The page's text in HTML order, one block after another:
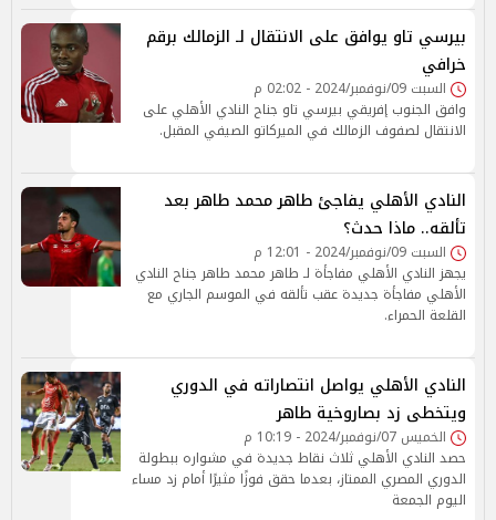
بيرسي تاو يوافق على الانتقال لـ الزمالك برقم
خرافي
السبت 09/نوفمبر/2024 - 02:02 م
وافق الجنوب إفريقي بيرسي تاو جناح النادي الأهلي على
الانتقال لصفوف الزمالك في الميركاتو الصيفي المقبل.
النادي الأهلي يفاجئ طاهر محمد طاهر بعد
تألقه.. ماذا حدث؟
السبت 09/نوفمبر/2024 - 12:01 م
يجهز النادي الأهلي مفاجأة لـ طاهر محمد طاهر جناح النادي
الأهلي مفاجأة جديدة عقب تألقه في الموسم الجاري مع
القلعة الحمراء.
النادي الأهلي يواصل انتصاراته في الدوري
ويتخطى زد بصاروخية طاهر
الخميس 07/نوفمبر/2024 - 10:19 م
حصد النادي الأهلي ثلاث نقاط جديدة في مشواره ببطولة
الدوري المصري الممتاز، بعدما حقق فوزًا مثيرًا أمام زد مساء
اليوم الجمعة